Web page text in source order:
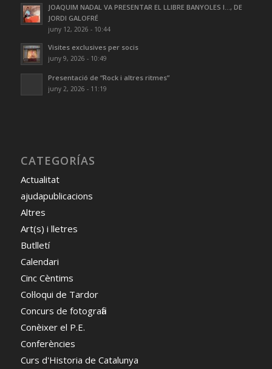
JOAQUIM NADAL VA PRESENTAR EL LLIBRE BANYOLES I…, DE
JORDI GALOFRÉ
juny 12, 2026 - 10:44
Visites exclusives per socis
juny 9, 2026 - 10:49
Presentació de “Rock i altres ritmes”
juny 2, 2026 - 11:19
CATEGORÍAS
Actualitat
ajudapublicacions
Altres
Art(s) i lletres
Butlletí
Calendari
Cinc Cèntims
Col·loqui de Tardor
Concurs de fotografia
Conèixer el P.E.
Conferències
Curs d'Historia de Catalunya